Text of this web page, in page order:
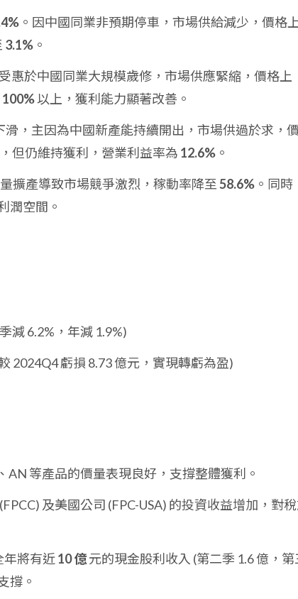
。因中國同業非預期停車，市場供給減少，價格
3.1% 。
惠於中國同業大規模歲修，市場供應緊縮，價格上
100%以上，獲利能力顯著改善。
滑，主因為中國新產能持續開出，市場供過於求，
但仍維持獲利，營業利益率為 12.6% 。
擴產導致市場競爭激烈，稼動率降至 58.6% 。同時
潤空間。
減 6.2%，年減 1.9%)
2024Q4 虧損 8.73 億元，實現轉虧為盈)
AN 等產品的價量表現良好，支撐整體獲利。
及美國公司 (FPC-USA) 的投資收益增加，對
年將有近10 億元的現金股利收入 (第二季 1.6 億，第
撐。